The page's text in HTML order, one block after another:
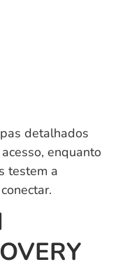
detalhados
enquanto
testem a